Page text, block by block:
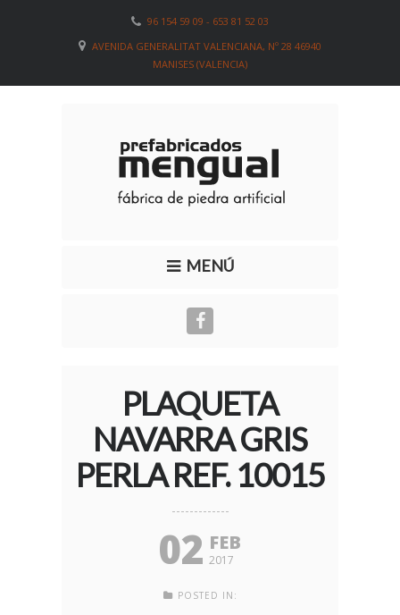
96 154 59 09 - 653 81 52 03
AVENIDA GENERALITAT VALENCIANA, Nº 28 46940
MANISES (VALENCIA)
MENÚ
PLAQUETA
NAVARRA GRIS
PERLA REF. 10015
02 FEB
2017
POSTED IN: